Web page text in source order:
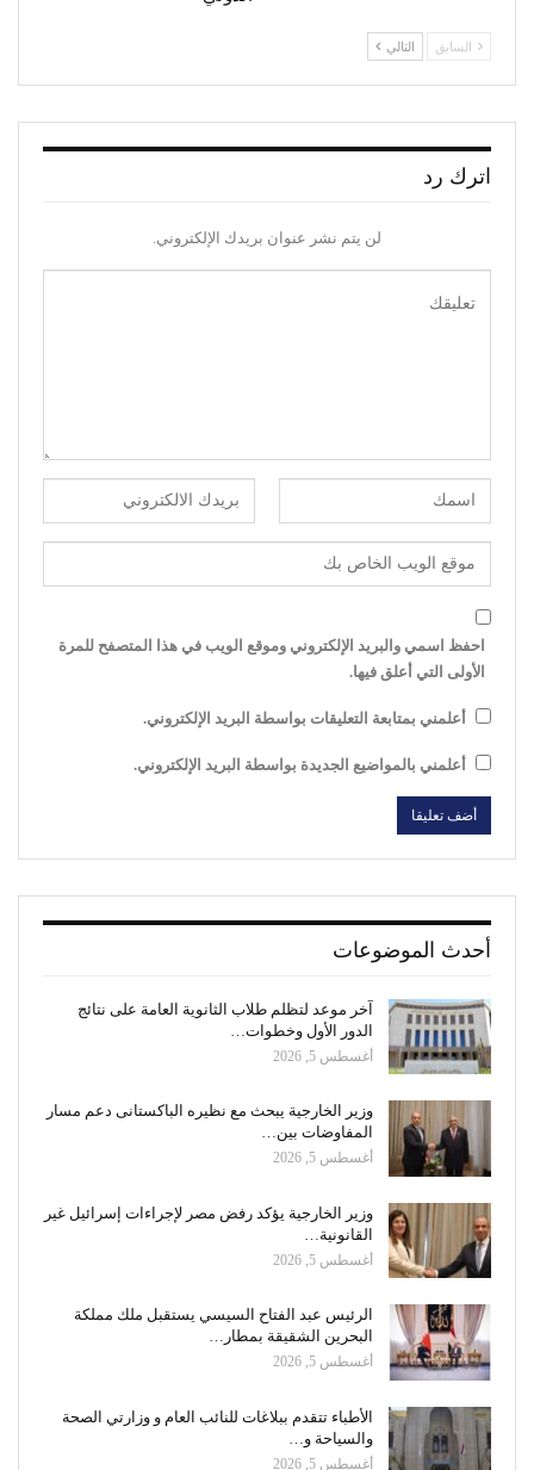
السابق التالي
اترك رد
لن يتم نشر عنوان بريدك الإلكتروني.
احفظ اسمي والبريد الإلكتروني وموقع الويب في هذا المتصفح للمرة
الأولى التي أعلق فيها.
أعلمني بمتابعة التعليقات بواسطة البريد الإلكتروني.
أعلمني بالمواضيع الجديدة بواسطة البريد الإلكتروني.
أحدث الموضوعات
آخر موعد لتظلم طلاب الثانوية العامة على نتائج
الدور الأول وخطوات…
أغسطس 5, 2026
وزير الخارجية يبحث مع نظيره الباكستانى دعم مسار
المفاوضات بين…
أغسطس 5, 2026
وزير الخارجية يؤكد رفض مصر لإجراءات إسرائيل غير
القانونية…
أغسطس 5, 2026
الرئيس عبد الفتاح السيسي يستقبل ملك مملكة
البحرين الشقيقة بمطار…
أغسطس 5, 2026
الأطباء تتقدم ببلاغات للنائب العام و وزارتي الصحة
والسياحة و…
أغسطس 5, 2026